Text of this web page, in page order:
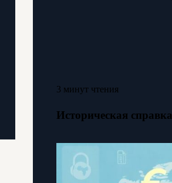
3 минут чтения
Историческая справка